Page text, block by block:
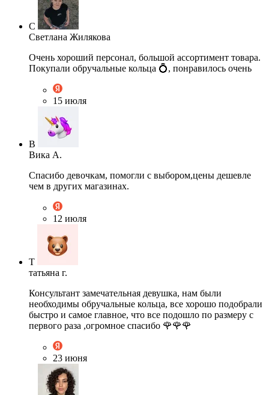
С
Светлана Жилякова
Очень хороший персонал, большой ассортимент товара.
Покупали обручальные кольца 💍, понравилось очень
15 июля
В
Вика А.
Спасибо девочкам, помогли с выбором,цены дешевле
чем в других магазинах.
12 июля
Т
татьяна г.
Консультант замечательная девушка, нам были
необходимы обручальные кольца, все хорошо подобрали
быстро и самое главное, что все подошло по размеру с
первого раза ,огромное спасибо 🌹🌹🌹
23 июня